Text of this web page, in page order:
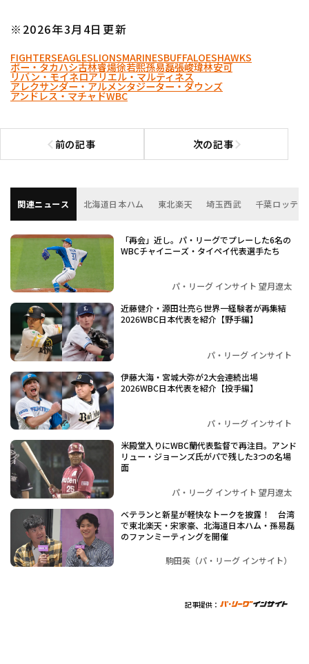
※2026年3月4日更新
FIGHTERSEAGLESLIONSMARINESBUFFALOESHAWKS
ボー・タカハシ古林睿煬徐若熙孫易磊張峻瑋林安可
リバン・モイネロアリエル・マルティネス
アレクサンダー・アルメンタジーター・ダウンズ
アンドレス・マチャドWBC
前の記事
前の記事へ 次の記事次の記事へ
関連ニュース 北海道日本ハム 東北楽天 埼玉西武 千葉ロッテ
「再会」近し。パ・リーグでプレーした6名の
WBCチャイニーズ・タイペイ代表選手たち
パ・リーグ インサイト 望月遼太
近藤健介・源田壮亮ら世界一経験者が再集結
2026WBC日本代表を紹介【野手編】
パ・リーグ インサイト
伊藤大海・宮城大弥が2大会連続出場
2026WBC日本代表を紹介【投手編】
パ・リーグ インサイト
米殿堂入りにWBC蘭代表監督で再注目。アンド
リュー・ジョーンズ氏がパで残した3つの名場
面
パ・リーグ インサイト 望月遼太
ベテランと新星が軽快なトークを披露！ 台湾
で東北楽天・宋家豪、北海道日本ハム・孫易磊
のファンミーティングを開催
駒田英（パ・リーグ インサイト）
記事提供：